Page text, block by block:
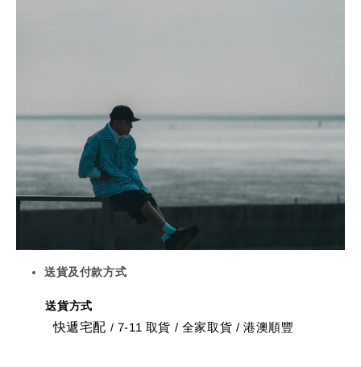
送貨及付款方式
送貨方式
快遞宅配 / 7-11 取貨 / 全家取貨 / 港澳順豐